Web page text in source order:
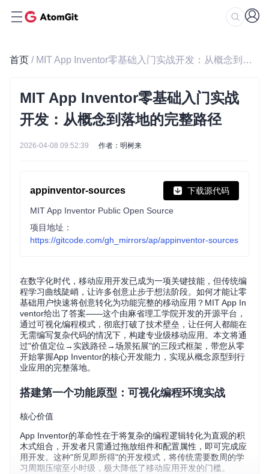
首页 / MIT App Inventor零基础入门实战开发：从概念到落地的完整路径
MIT App Inventor零基础入门实战
开发：从概念到落地的完整路径
2026-04-08 09:52:39 作者：明树来
appinventor-sources 下载源代码
MIT App Inventor Public Open Source
项目地址：
https://gitcode.com/gh_mirrors/ap/appinventor-sources
在数字化时代，移动应用开发已成为一项关键技能，但传统编
程学习曲线陡峭，让许多创意止步于想法阶段。如何才能让零
基础用户快速将创意转化为功能完整的移动应用？MIT App In
ventor给出了答案——这个由麻省理工学院开发的开源平台，
通过可视化编程模式，彻底打破了技术壁垒，让任何人都能在
无需编写复杂代码的情况下，构建专业级移动应用。本文将通
过"价值定位→实践路径→场景拓展"的三段式框架，带您从零
开始掌握App Inventor的核心开发能力，实现从概念原型到行
业应用的完整落地。
搭建第一个功能原型：可视化编程环境实战
核心价值
App Inventor的革命性在于将复杂的编程逻辑转化为直观的积
木式组合，开发者只需通过拖放组件和配置属性，即可完成应
用开发。这种"所见即所得"的开发模式，将传统需要数周的学
习周期压缩至小时级，极大降低了移动应用开发的门槛。